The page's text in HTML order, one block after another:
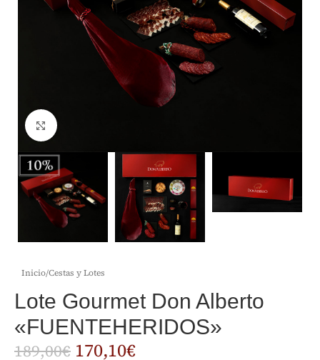
Clic para ampliar
Inicio/Cestas y Lotes
Lote Gourmet Don Alberto
«FUENTEHERIDOS»
189,00€ 170,10€